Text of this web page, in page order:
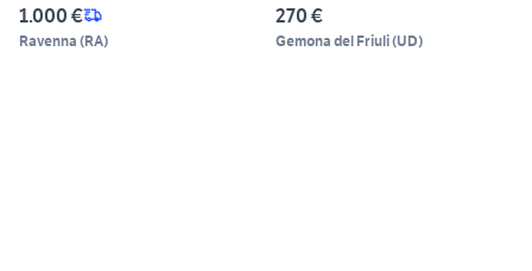
1.000 €
Ravenna (RA)
270 €
Gemona del Friuli(UD)